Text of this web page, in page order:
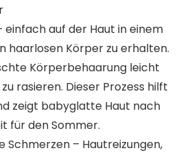
einfach auf der Haut in einem
haarlosen Körper zu erhalten.
Körperbehaarung leicht
rasieren. Dieser Prozess hilft
zeigt babyglatte Haut nach
für den Sommer.
Schmerzen – Hautreizungen,